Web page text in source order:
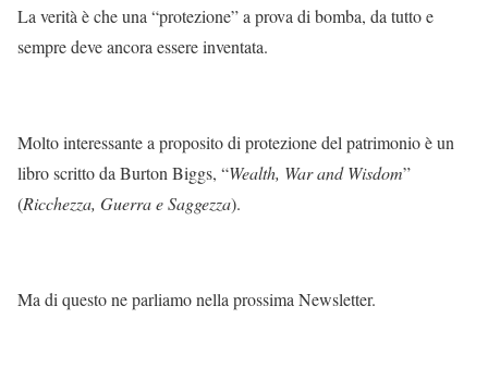
La verità è che una “protezione” a prova di bomba, da tutto e
sempre deve ancora essere inventata.
Molto interessante a proposito di protezione del patrimonio è un
libro scritto da Burton Biggs, “Wealth, War and Wisdom”
(Ricchezza, Guerra e Saggezza).
Ma di questo ne parliamo nella prossima Newsletter.